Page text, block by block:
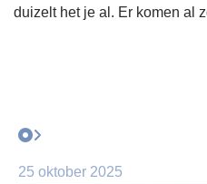
duizelt het je al. Er komen al
25 oktober 2025